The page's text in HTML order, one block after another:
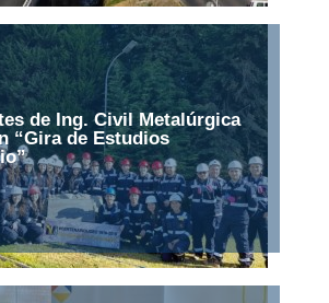
de Ing. Civil Metalúrgica
“Gira de Estudios